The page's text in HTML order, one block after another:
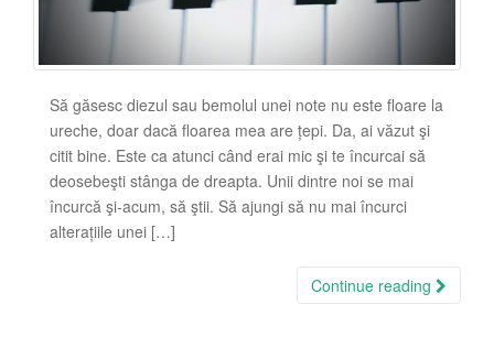
Să găsesc diezul sau bemolul unei note nu este floare la
ureche, doar dacă floarea mea are țepi. Da, ai văzut şi
citit bine. Este ca atunci când erai mic şi te încurcai să
deosebeşti stânga de dreapta. Unii dintre noi se mai
încurcă şi-acum, să ştii. Să ajungi să nu mai încurci
alterațiile unei […]
Continue reading